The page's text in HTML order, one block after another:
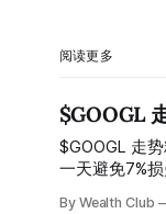
阅读更多
$GOOGL
$GOOGL 走
一天避免7%损失 ⠀ 昨天系统在高位
By Wealth Club